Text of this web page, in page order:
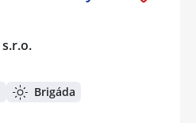
Brigáda